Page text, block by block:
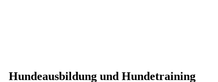
Hundeausbildung und Hundetraining